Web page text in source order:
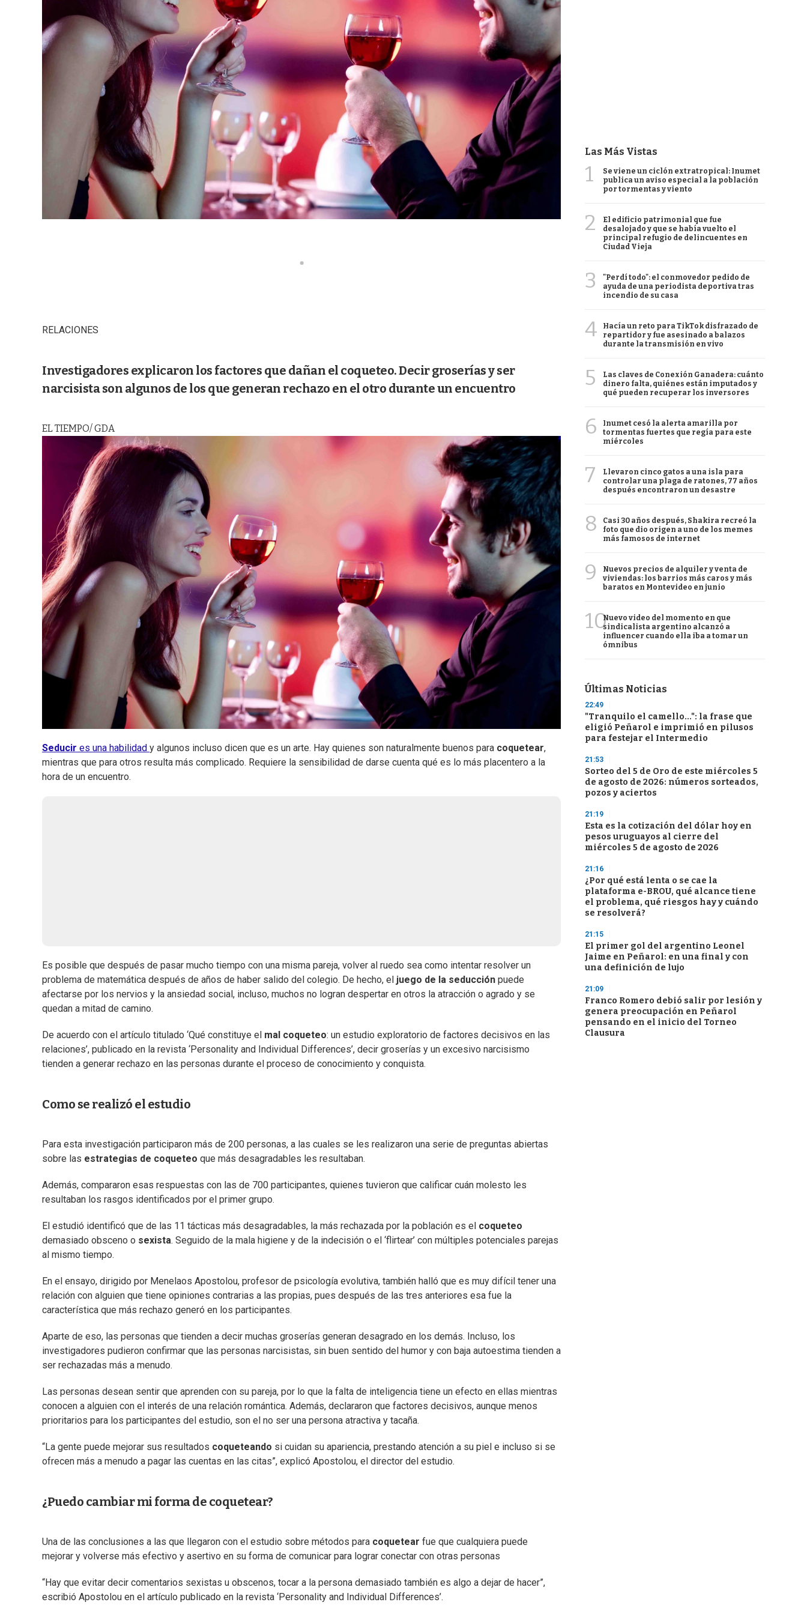
RELACIONES
Investigadores explicaron los factores que dañan el coqueteo. Decir groserías y ser
narcisista son algunos de los que generan rechazo en el otro durante un encuentro
EL TIEMPO/ GDA
Seducir es una habilidad y algunos incluso dicen que es un arte. Hay quienes son naturalmente buenos para coquetear,
mientras que para otros resulta más complicado. Requiere la sensibilidad de darse cuenta qué es lo más placentero a la
hora de un encuentro.
Es posible que después de pasar mucho tiempo con una misma pareja, volver al ruedo sea como intentar resolver un
problema de matemática después de años de haber salido del colegio. De hecho, el juego de la seducción puede
afectarse por los nervios y la ansiedad social, incluso, muchos no logran despertar en otros la atracción o agrado y se
quedan a mitad de camino.
De acuerdo con el artículo titulado ‘Qué constituye el mal coqueteo: un estudio exploratorio de factores decisivos en las
relaciones’, publicado en la revista ‘Personality and Individual Differences’, decir groserías y un excesivo narcisismo
tienden a generar rechazo en las personas durante el proceso de conocimiento y conquista.
Como se realizó el estudio
Para esta investigación participaron más de 200 personas, a las cuales se les realizaron una serie de preguntas abiertas
sobre las estrategias de coqueteo que más desagradables les resultaban.
Además, compararon esas respuestas con las de 700 participantes, quienes tuvieron que calificar cuán molesto les
resultaban los rasgos identificados por el primer grupo.
El estudió identificó que de las 11 tácticas más desagradables, la más rechazada por la población es el coqueteo
demasiado obsceno o sexista. Seguido de la mala higiene y de la indecisión o el ‘flirtear’ con múltiples potenciales parejas
al mismo tiempo.
En el ensayo, dirigido por Menelaos Apostolou, profesor de psicología evolutiva, también halló que es muy difícil tener una
relación con alguien que tiene opiniones contrarias a las propias, pues después de las tres anteriores esa fue la
característica que más rechazo generó en los participantes.
Aparte de eso, las personas que tienden a decir muchas groserías generan desagrado en los demás. Incluso, los
investigadores pudieron confirmar que las personas narcisistas, sin buen sentido del humor y con baja autoestima tienden a
ser rechazadas más a menudo.
Las personas desean sentir que aprenden con su pareja, por lo que la falta de inteligencia tiene un efecto en ellas mientras
conocen a alguien con el interés de una relación romántica. Además, declararon que factores decisivos, aunque menos
prioritarios para los participantes del estudio, son el no ser una persona atractiva y tacaña.
“La gente puede mejorar sus resultados coqueteando si cuidan su apariencia, prestando atención a su piel e incluso si se
ofrecen más a menudo a pagar las cuentas en las citas”, explicó Apostolou, el director del estudio.
¿Puedo cambiar mi forma de coquetear?
Una de las conclusiones a las que llegaron con el estudio sobre métodos para coquetear fue que cualquiera puede
mejorar y volverse más efectivo y asertivo en su forma de comunicar para lograr conectar con otras personas
“Hay que evitar decir comentarios sexistas u obscenos, tocar a la persona demasiado también es algo a dejar de hacer”,
escribió Apostolou en el artículo publicado en la revista ‘Personality and Individual Differences’.
Las Más Vistas
1
Se viene un ciclón extratropical: Inumet
publica un aviso especial a la población
por tormentas y viento
2
El edificio patrimonial que fue
desalojado y que se había vuelto el
principal refugio de delincuentes en
Ciudad Vieja
3
"Perdí todo": el conmovedor pedido de
ayuda de una periodista deportiva tras
incendio de su casa
4
Hacía un reto para TikTok disfrazado de
repartidor y fue asesinado a balazos
durante la transmisión en vivo
5
Las claves de Conexión Ganadera: cuánto
dinero falta, quiénes están imputados y
qué pueden recuperar los inversores
6
Inumet cesó la alerta amarilla por
tormentas fuertes que regía para este
miércoles
7
Llevaron cinco gatos a una isla para
controlar una plaga de ratones, 77 años
después encontraron un desastre
8
Casi 30 años después, Shakira recreó la
foto que dio origen a uno de los memes
más famosos de internet
9
Nuevos precios de alquiler y venta de
viviendas: los barrios más caros y más
baratos en Montevideo en junio
10Nuevo video del momento en que
sindicalista argentino alcanzó a
influencer cuando ella iba a tomar un
ómnibus
Últimas Noticias
22:49
"Tranquilo el camello...": la frase que
eligió Peñarol e imprimió en pilusos
para festejar el Intermedio
21:53
Sorteo del 5 de Oro de este miércoles 5
de agosto de 2026: números sorteados,
pozos y aciertos
21:19
Esta es la cotización del dólar hoy en
pesos uruguayos al cierre del
miércoles 5 de agosto de 2026
21:16
¿Por qué está lenta o se cae la
plataforma e-BROU, qué alcance tiene
el problema, qué riesgos hay y cuándo
se resolverá?
21:15
El primer gol del argentino Leonel
Jaime en Peñarol: en una final y con
una definición de lujo
21:09
Franco Romero debió salir por lesión y
genera preocupación en Peñarol
pensando en el inicio del Torneo
Clausura